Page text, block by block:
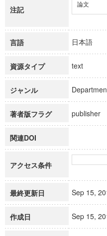
注記
論文
言語 日本語
資源タイプ text
ジャンル
著者版フラグ publisher
関連DOI
アクセス条件
最終更新日 Sep 15,
作成日 Sep 15,